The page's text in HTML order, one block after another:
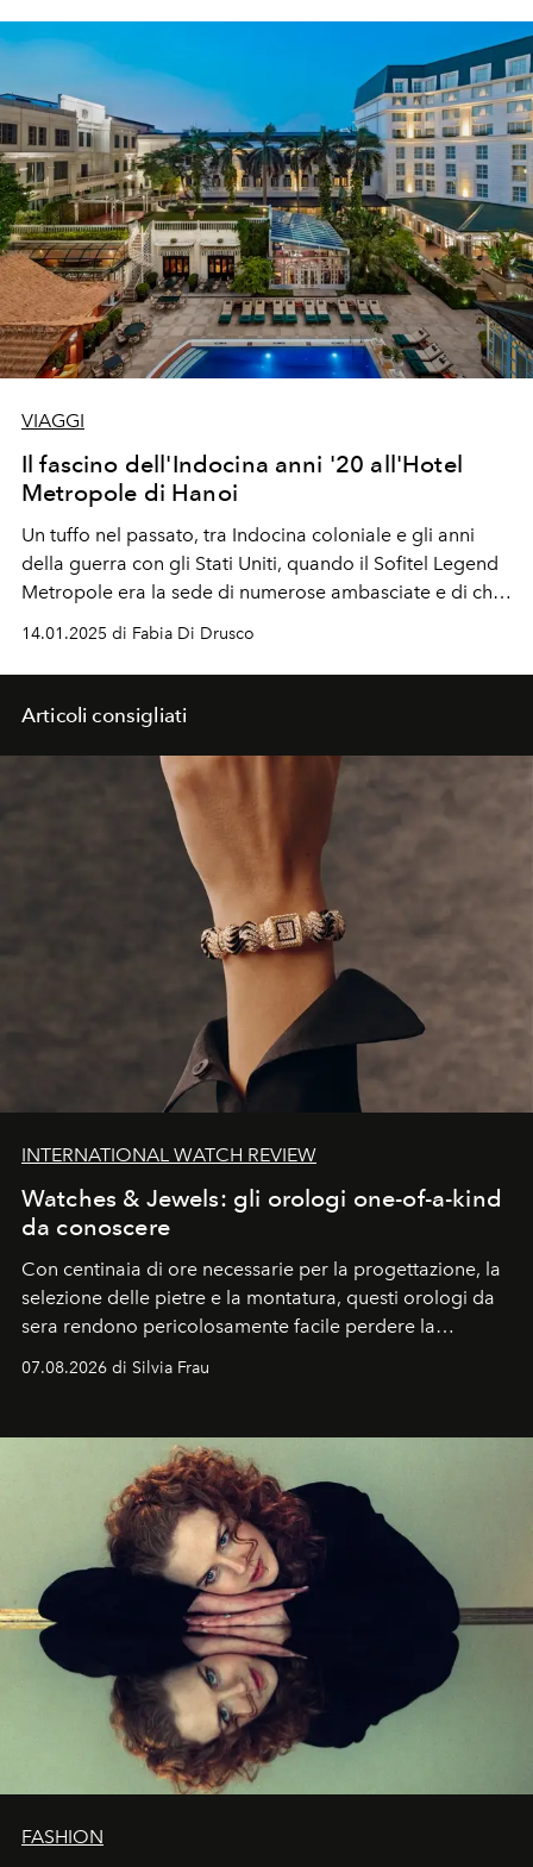
VIAGGI
Il fascino dell'Indocina anni '20 all'Hotel
Metropole di Hanoi
Un tuffo nel passato, tra Indocina coloniale e gli anni
della guerra con gli Stati Uniti, quando il Sofitel Legend
Metropole era la sede di numerose ambasciate e di chi
14.01.2025 di Fabia Di Drusco
Articoli consigliati
INTERNATIONAL WATCH REVIEW
Watches & Jewels: gli orologi one-of-a-kind
da conoscere
Con centinaia di ore necessarie per la progettazione, la
selezione delle pietre e la montatura, questi orologi da
sera rendono pericolosamente facile perdere la
07.08.2026 di Silvia Frau
FASHION